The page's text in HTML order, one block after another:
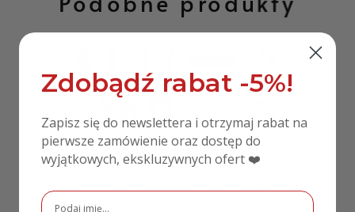
Podziękowanie dla
Rodziców MD327
rodziców MD330
Zdobądź rabat -5%!
Zapisz się do newslettera i otrzymaj rabat na
pierwsze zamówienie oraz dostęp do
wyjątkowych, ekskluzywnych ofert ❤️